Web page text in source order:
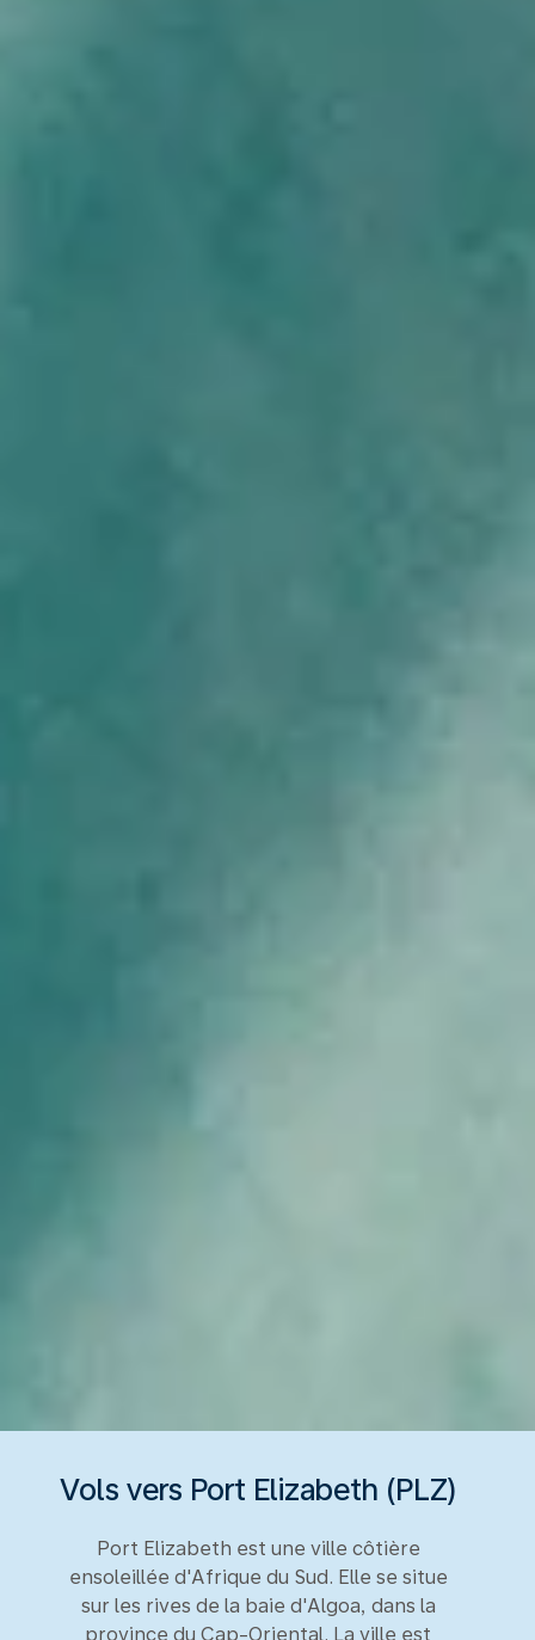
Vols vers Port Elizabeth (PLZ)
Port Elizabeth est une ville côtière
ensoleillée d'Afrique du Sud. Elle se situe
sur les rives de la baie d'Algoa, dans la
province du Cap-Oriental. La ville est